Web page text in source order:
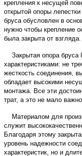
крепления к несущей
открытой опоры
бруса обусловлен в
нужно чтобы крепление
была закрыта от взгляда.
Закрытая опора бруса
характеристиками: не
жесткость соединения,
обладает высокими
монтажа. Все эти
трат, а это не мало
Материалом для
служит
Благодаря этому
уровень надежности
характеристик, но и